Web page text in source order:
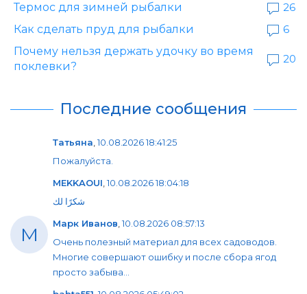
Термос для зимней рыбалки
26
Как сделать пруд для рыбалки
6
Почему нельзя держать удочку во время
поклевки?
20
Последние сообщения
Татьяна,10.08.2026 18:41:25
Пожалуйста.
MEKKAOUI,10.08.2026 18:04:18
شكرًا لك
М Марк Иванов,10.08.2026 08:57:13
Очень полезный материал для всех садоводов.
Многие совершают ошибку и после сбора ягод
просто забыва...